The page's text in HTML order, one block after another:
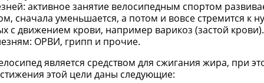
активное занятие велосипедным спортом
сначала уменьшается, а потом и вовсе стремится к
с движением крови, например варикоз (застой
ОРВИ, грипп и прочие.
является средством для сжигания жира, при
этой цели даны следующие: